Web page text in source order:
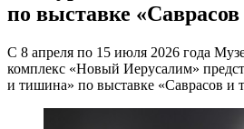
по выставке
С 8 апреля по 15 июля 2026 года
комплекс «Новый Иерусалим»
и тишина» по выставке «Саврасов и